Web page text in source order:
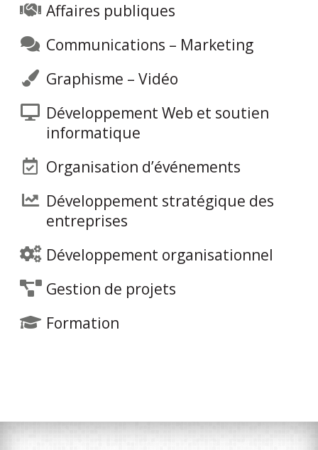
Affaires publiques
Communications – Marketing
Graphisme – Vidéo
Développement Web et soutien
informatique
Organisation d’événements
Développement stratégique des
entreprises
Développement organisationnel
Gestion de projets
Formation